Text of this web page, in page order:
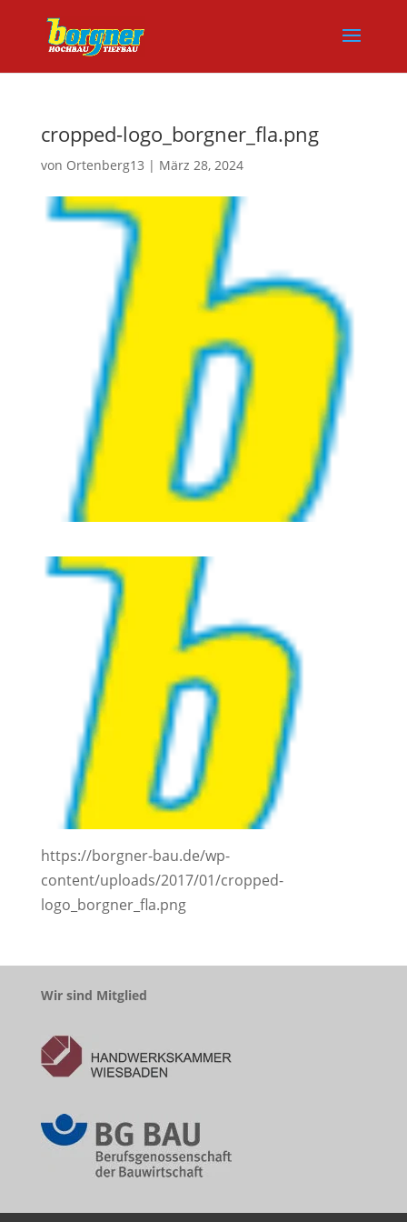
cropped-logo_borgner_fla.png
von Ortenberg13 | März 28, 2024
https://borgner-bau.de/wp-
content/uploads/2017/01/cropped-
logo_borgner_fla.png
Wir sind Mitglied